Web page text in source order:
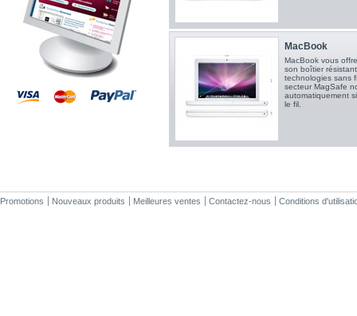
MacBook
MacBook vous
son boîtier
technologies sans
secteur MagSafe
automatiquement
le fil.
Promotions Nouveaux produits Meilleures ventes Contactez-nous Conditions